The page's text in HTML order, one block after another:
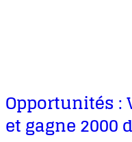
Opportunités
et gagne 2000